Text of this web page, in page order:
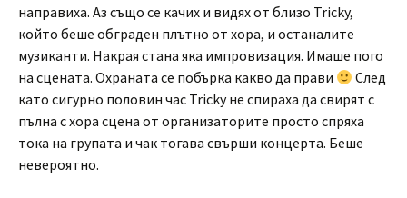
направиха. Аз също се качих и видях от близо Tricky,
който беше обграден плътно от хора, и останалите
музиканти. Накрая стана яка импровизация. Имаше пого
на сцената. Охраната се побърка какво да прави
След
като сигурно половин час Tricky не спираха да свирят с
пълна с хора сцена от организаторите просто спряха
тока на групата и чак тогава свърши концерта. Беше
невероятно.